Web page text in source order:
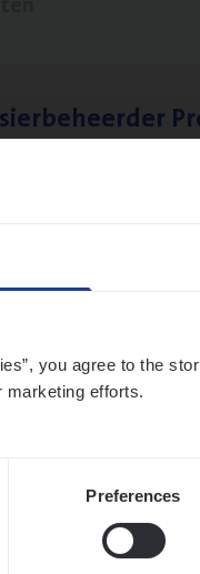
you agree to the
marketing efforts.
Preferences